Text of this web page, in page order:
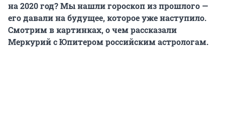
на 2020 год? Мы нашли гороскоп из прошлого —
его давали на будущее, которое уже наступило.
Смотрим в картинках, о чем рассказали
Меркурий с Юпитером российским астрологам.